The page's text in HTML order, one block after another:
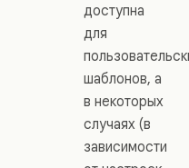
доступна
для
шаблонов, а
в некоторых
случаях (в
зависимости